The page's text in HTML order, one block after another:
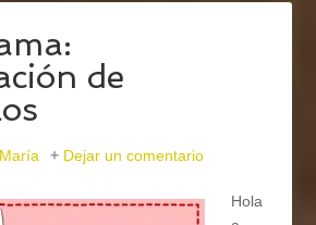
de
María Dejar un comentario
Hola